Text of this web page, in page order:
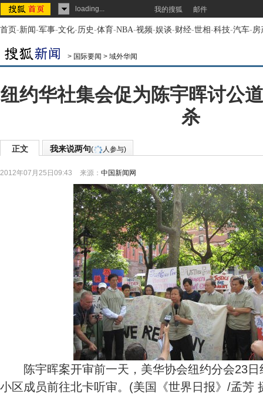
loading... 我的搜狐 邮件
首页-新闻-军事-文化-历史-体育-NBA-视频-娱谈-财经-世相-科技-汽车-房
> 国际要闻 > 域外华闻
纽约华社集会促为陈宇晖讨公
杀
正文 我来说两句( 人参与)
2012年07月25日09:43 来源： 中国新闻网
陈宇晖案开审前一天，美华协会纽约分会23日
小区成员前往北卡听审。(美国《世界日报》/孟芳